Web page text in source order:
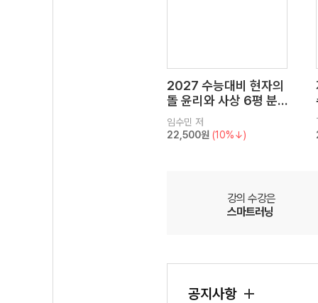
2027 수능대비 현자의
돌 윤리와 사상 6평 분
석서&EBS 수능완성 연
계 N제
임수민 저
22,500원 (10%↓)
강의 수강은
스마트러닝
공지사항